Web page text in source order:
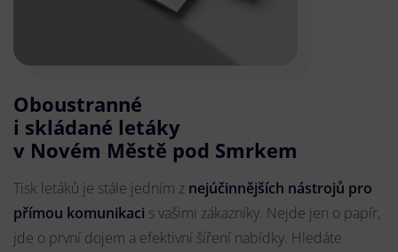
Oboustranné
i skládané letáky
v Novém Městě pod Smrkem
Tisk letáků je stále jedním z nejúčinnějších nástrojů pro
přímou komunikaci s vašimi zákazníky. Nejde jen o papír,
jde o první dojem a efektivní šíření nabídky. Hledáte